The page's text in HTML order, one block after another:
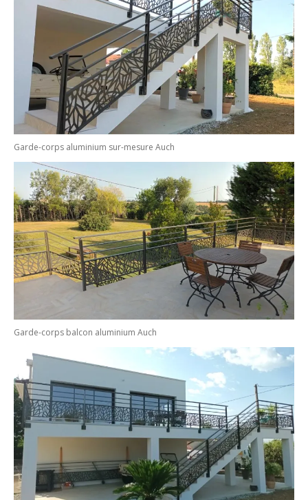
Garde-corps aluminium sur-mesure Auch
Garde-corps balcon aluminium Auch